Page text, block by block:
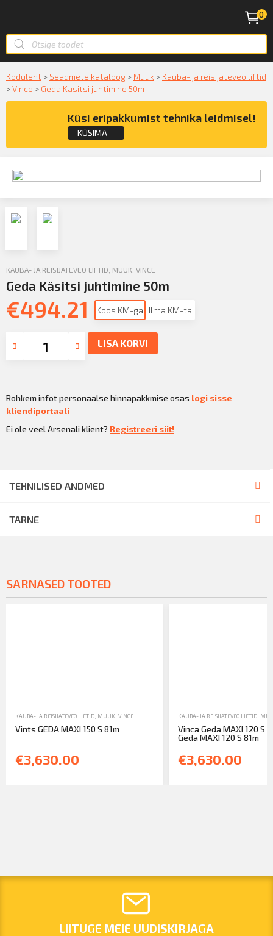
0
Koduleht > Seadmete kataloog > Müük > Kauba- ja reisijateveo liftid
>Vince > Geda Käsitsi juhtimine 50m
Küsi eripakkumist tehnika leidmisel!
KÜSIMA
KAUBA- JA REISIJATEVEO LIFTID MÜÜK VINCE
Geda Käsitsi juhtimine 50m
€494.21 Koos KM-ga Ilma KM-ta
LISA KORVI
Rohkem infot personaalse hinnapakkmise osas logi sisse
kliendiportaali
Ei ole veel Arsenali klient? Registreeri siit!
TEHNILISED ANDMED
TARNE
SARNASED TOOTED
KAUBA- JA REISIJATEVEO LIFTID MÜÜK VINCE
Vints GEDA MAXI 150 S 81m
€3,630.00
KAUBA- JA REISIJATEVEO LIFTID,
Vinca Geda MAXI 120 S
Geda MAXI 120 S 81m
€3,630.00
LIITUGE MEIE UUDISKIRJAGA